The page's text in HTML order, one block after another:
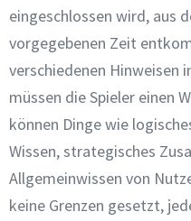
eingeschlossen wird, aus
vorgegebenen Zeit
verschiedenen Hinweisen
müssen die Spieler einen
können Dinge wie
Wissen, strategisches
Allgemeinwissen von
keine Grenzen gesetzt,